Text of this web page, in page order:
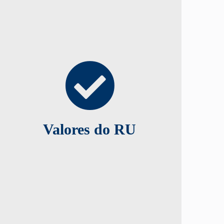
Valores do RU
Constantemente aprimoramento da
do vínculo com a comunidade acadêmica.
Compromisso, eficiência, transparência,
ética e respeito.